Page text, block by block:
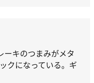
ーキのつまみがメタ
クになっている。ギ